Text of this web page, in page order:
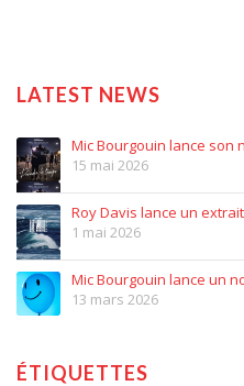
LATEST NEWS
Mic Bourgouin lance son
15 mai 2026
Roy Davis lance un
1 mai 2026
Mic Bourgouin lance un
13 mars 2026
ÉTIQUETTES